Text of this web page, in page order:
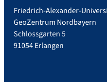
Friedrich-Alexander-
GeoZentrum Nordbayern
Schlossgarten 5
91054 Erlangen